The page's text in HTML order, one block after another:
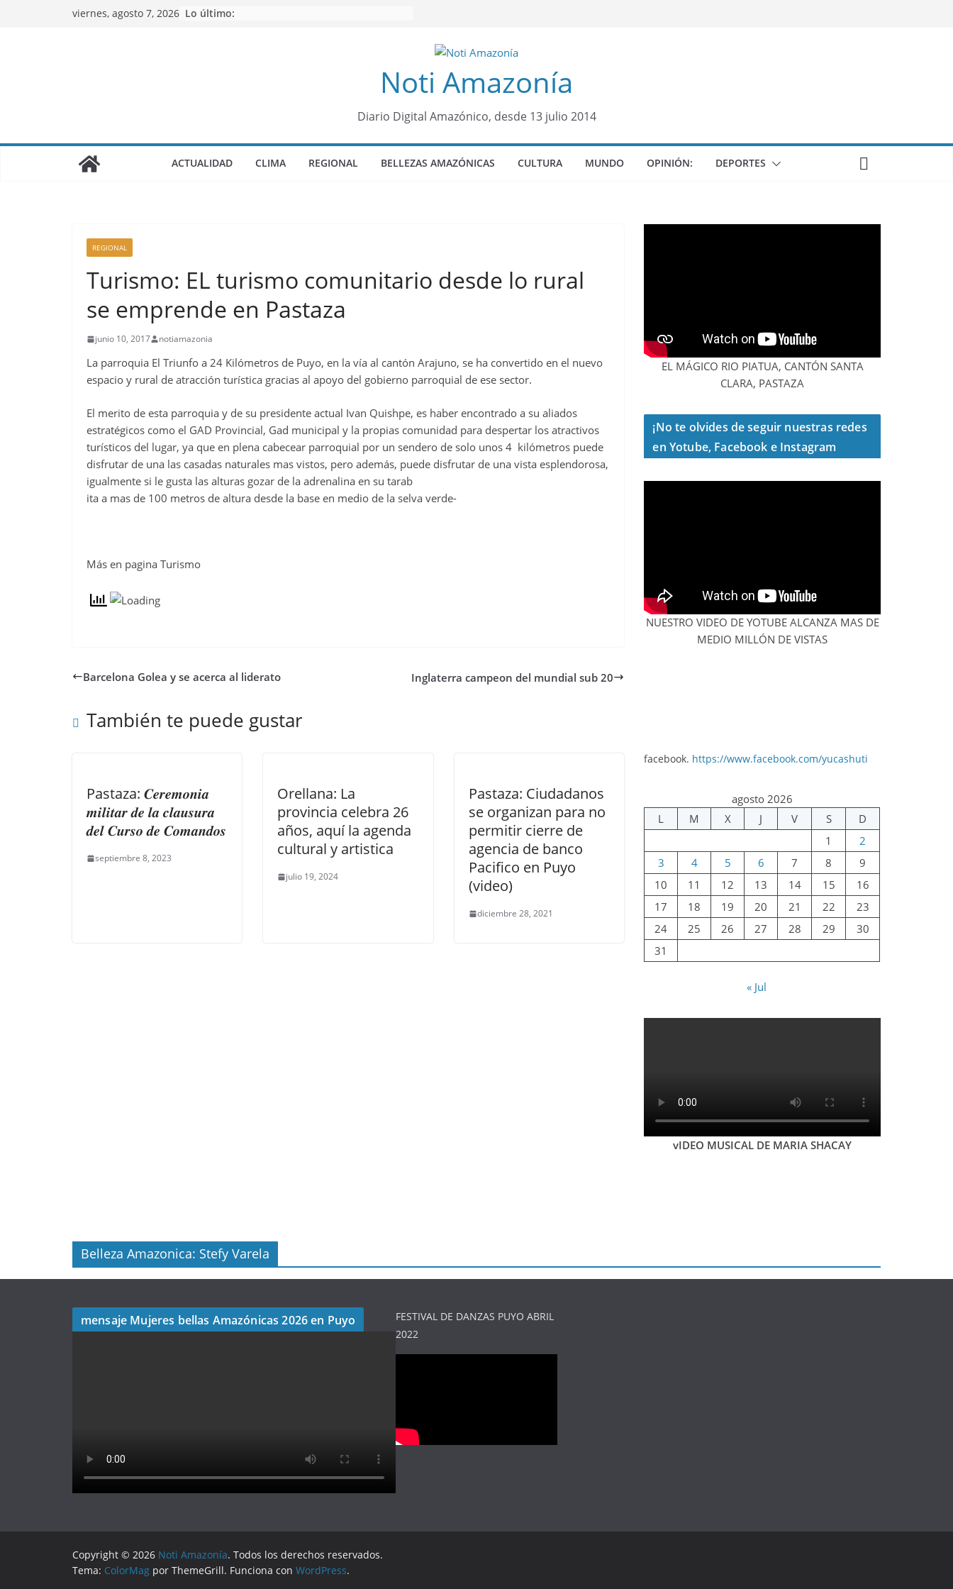
viernes, agosto 7, 2026 Lo último:
Noti Amazonía
Diario Digital Amazónico, desde 13 julio 2014
ACTUALIDAD CLIMA REGIONAL BELLEZAS AMAZÓNICAS CULTURA MUNDO OPINIÓN: DEPORTES
REGIONAL
Turismo: EL turismo comunitario desde lo rural
se emprende en Pastaza
junio 10, 2017 notiamazonia
La parroquia El Triunfo a 24 Kilómetros de Puyo, en la vía al cantón Arajuno, se ha convertido en el nuevo
espacio y rural de atracción turística gracias al apoyo del gobierno parroquial de ese sector.
El merito de esta parroquia y de su presidente actual Ivan Quishpe, es haber encontrado a su aliados
estratégicos como el GAD Provincial, Gad municipal y la propias comunidad para despertar los atractivos
turísticos del lugar, ya que en plena cabecear parroquial por un sendero de solo unos 4 kilómetros puede
disfrutar de una las casadas naturales mas vistos, pero además, puede disfrutar de una vista esplendorosa,
igualmente si le gusta las alturas gozar de la adrenalina en su tarab
ita a mas de 100 metros de altura desde la base en medio de la selva verde-
Más en pagina Turismo
Barcelona Golea y se acerca al liderato Inglaterra campeon del mundial sub 20
También te puede gustar
Pastaza: 𝑪𝒆𝒓𝒆𝒎𝒐𝒏𝒊𝒂
𝒎𝒊𝒍𝒊𝒕𝒂𝒓 𝒅𝒆 𝒍𝒂 𝒄𝒍𝒂𝒖𝒔𝒖𝒓𝒂
𝒅𝒆𝒍 𝑪𝒖𝒓𝒔𝒐 𝒅𝒆 𝑪𝒐𝒎𝒂𝒏𝒅𝒐𝒔
septiembre 8, 2023
Orellana: La
provincia celebra 26
años, aquí la agenda
cultural y artistica
julio 19, 2024
Pastaza: Ciudadanos
se organizan para no
permitir cierre de
agencia de banco
Pacifico en Puyo
(video)
diciembre 28, 2021
EL MÁGICO RIO PIATUA, CANTÓN SANTA
CLARA, PASTAZA
¡No te olvides de seguir nuestras redes
en Yotube, Facebook e Instagram
NUESTRO VIDEO DE YOTUBE ALCANZA MAS DE
MEDIO MILLÓN DE VISTAS
facebook. https://www.facebook.com/yucashuti
agosto 2026
L
M X J V S
D
1
2
3
4 5 6 7 8
9
10
11 12 13 14 15
16
17
18 19 20 21 22
23
24
25 26 27 28 29
30
31
« Jul
vIDEO MUSICAL DE MARIA SHACAY
Belleza Amazonica: Stefy Varela
mensaje Mujeres bellas Amazónicas 2026 en Puyo
FESTIVAL DE DANZAS PUYO ABRIL
2022
Copyright © 2026 Noti Amazonía. Todos los derechos reservados.
Tema: ColorMag por ThemeGrill. Funciona con WordPress.